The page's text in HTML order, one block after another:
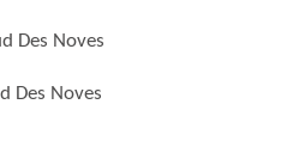
Des Noves
Des Noves